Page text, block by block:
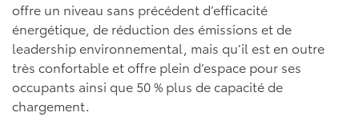
offre un niveau sans précédent d’efficacité
énergétique, de réduction des émissions et de
leadership environnemental, mais qu’il est en outre
très confortable et offre plein d’espace pour ses
occupants ainsi que 50 % plus de capacité de
chargement.